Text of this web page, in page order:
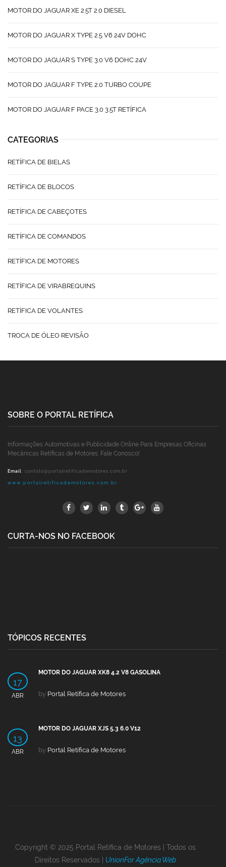
MOTOR DO JAGUAR XE 2.5T 2.0 DIESEL
MOTOR DO JAGUAR X TYPE 2.5 V6 24V DOHC
MOTOR DO JAGUAR S TYPE 3.0 V6 DOHC 24V
MOTOR DO JAGUAR F TYPE 2.0 TURBO COUPE
MOTOR DO JAGUAR F PACE 3.0 3.5T RETÍFICA
CATEGORIAS
RETÍFICA DE BIELAS
RETÍFICA DE BLOCOS
RETÍFICA DE CABEÇOTES
RETÍFICA DE COMANDOS
RETÍFICA DE MOTORES
RETÍFICA DE VIRABREQUINS
RETÍFICA DE VOLANTES
TROCA DE ÓLEO REVISÃO
SOBRE O PORTAL RETÍFICA
Informações Automotivas e Publicidade Online Para Empresas Oficinas
Mecânicas Retíficas de Motores. Fale Conosco!
Email: contato@portalretificademotores.com.br
www.portalretificademotores.com.br
CURTA-NOS NO FACEBOOK
TÓPICOS RECENTES
17
ABR
MOTOR DO JAGUAR XK8 4.2 V8 GASOLINA
by Portal Retífica de Motores
13
ABR
MOTOR DO JAGUAR XJS 5.3 6.0 V12
by Portal Retífica de Motores
Copyright © 2025 Portal Retífica de Motores | Todos os
Direitos Reservados | UnionFor Agência Web